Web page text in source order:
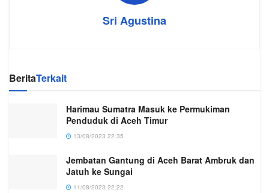
Sri Agustina
BeritaTerkait
Harimau Sumatra Masuk ke Permukiman
Penduduk di Aceh Timur
13/08/2023 22:35
Jembatan Gantung di Aceh Barat Ambruk dan
Jatuh ke Sungai
11/08/2023 22:22